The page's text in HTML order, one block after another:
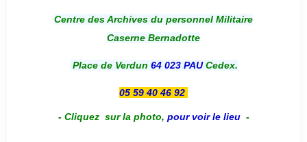
Centre des Archives du personnel Militaire
Caserne Bernadotte
Place de Verdun 64 023 PAUCedex.
05 59 40 46 92
- Cliquez sur la photo, pour voir le lieu -